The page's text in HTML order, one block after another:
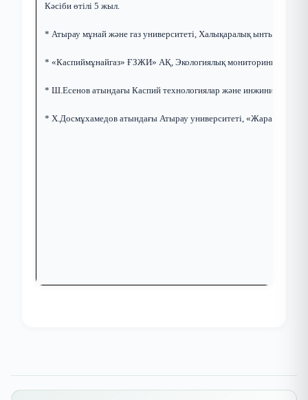
Кәсіби өтілі 5 жыл.
* Атырау мұнай және газ университеті, Халықаралық
* «Каспиймұнайгаз» ҒЗЖИ» АҚ, Экологиялық мониторинг
* Ш.Есенов атындағы Каспий технологиялар және инжиниринг
* Х.Досмұхамедов атындағы Атырау университеті,